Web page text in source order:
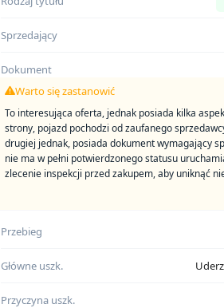
Sprzedający
Dokument
Warto się zastanowić
To interesująca oferta, jednak posiada kilka
strony, pojazd pochodzi od zaufanego
drugiej jednak, posiada dokument wymagający
nie ma w pełni potwierdzonego statusu
zlecenie inspekcji przed zakupem, aby uniknąć
pochodzi od zaufanego sprzedawcy
Do weryfikacji:
posiada dokument wymagający
Przebieg
Główne uszk.
Przyczyna uszk.